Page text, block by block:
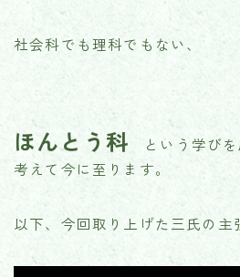
社会科でも理科でもない、
ほんとう科 という学びを
考えて今に至ります。
以下、今回取り上げた三氏の主